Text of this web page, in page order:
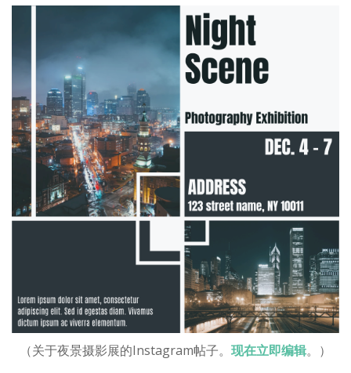
（关于夜景摄影展的Instagram帖子。 现在立即编辑。）